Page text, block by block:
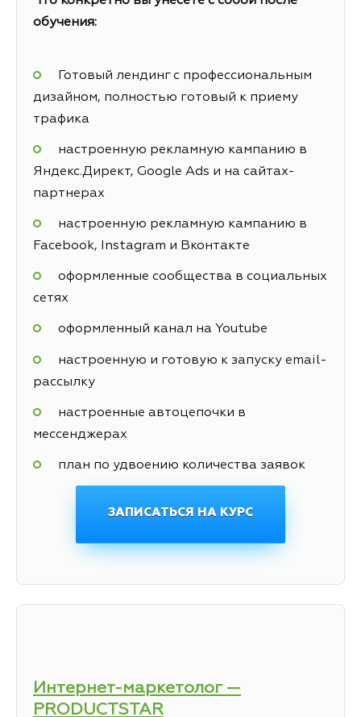
обучения:
Готовый лендинг с профессиональным
дизайном, полностью готовый к приему
трафика
настроенную рекламную кампанию в
Яндекс.Директ, Google Ads и на сайтах-
партнерах
настроенную рекламную кампанию в
Facebook, Instagram и Вконтакте
оформленные сообщества в социальных
сетях
оформленный канал на Youtube
настроенную и готовую к запуску email-
рассылку
настроенные автоцепочки в
мессенджерах
план по удвоению количества заявок
ЗАПИСАТЬСЯ НА КУРС
Интернет-маркетолог —
PRODUCTSTAR